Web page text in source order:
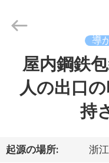
ダ
Hangzhou
Reserved.
導
屋内鋼鉄
人の出口
持
起源の場所: 浙